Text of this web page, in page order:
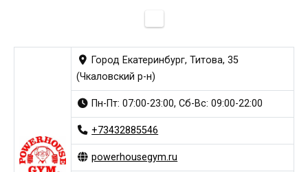
Город Екатеринбург, Титова, 35
(Чкаловский р-н)
Пн-Пт: 07:00-23:00, Сб-Вс: 09:00-22:00
+73432885546
powerhousegym.ru